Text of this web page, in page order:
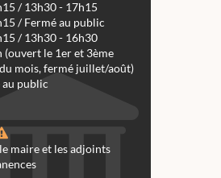
/ 13h30 - 17h15
/ Fermé au public
/ 13h30 - 16h30
(ouvert le 1er et 3ème
mois, fermé juillet/août)
au public
maire et les adjoints